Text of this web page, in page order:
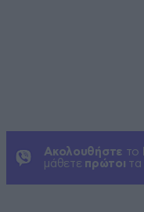
Ακολουθήστε το
μάθετε πρώτοι τα